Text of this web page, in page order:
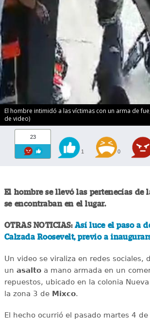
El hombre intimidó a las víctimas con un arma de
de video)
23
1 0
El hombre se llevó las pertenecías de
se encontraban en el lugar.
OTRAS NOTICIAS: Así luce el paso a
Calzada Roosevelt, previo a
Un video se viraliza en redes sociales,
un asaltoa mano armada en un
repuestos, ubicado en la colonia
la zona 3 de Mixco.
El hecho ocurrió el pasado martes 4